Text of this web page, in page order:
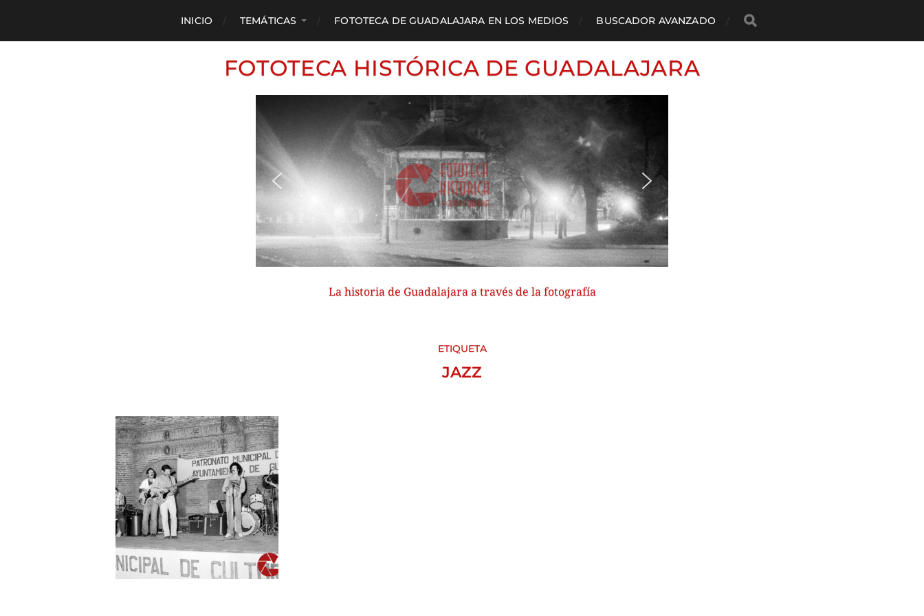
INICIO TEMÁTICAS FOTOTECA DE GUADALAJARA EN LOS MEDIOS BUSCADOR AVANZADO
FOTOTECA HISTÓRICA DE GUADALAJARA
La historia de Guadalajara a través de la fotografía
ETIQUETA
JAZZ